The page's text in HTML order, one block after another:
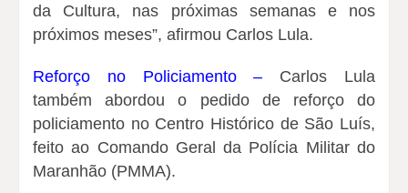
da Cultura, nas próximas semanas e nos
próximos meses”, afirmou Carlos Lula.
Reforço no Policiamento – Carlos Lula
também abordou o pedido de reforço do
policiamento no Centro Histórico de São Luís,
feito ao Comando Geral da Polícia Militar do
Maranhão (PMMA).